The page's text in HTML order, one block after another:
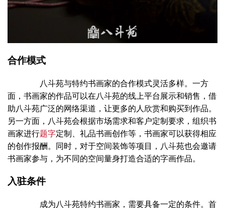
合作模式
八斗苑与特约书画家的合作模式灵活多样。一方
面，书画家的作品可以在八斗苑的线上平台展示和销售，借
助八斗苑广泛的网络渠道，让更多的人欣赏和购买到作品。
另一方面，八斗苑会根据市场需求和客户定制要求，组织书
画家进行题字定制、礼品书画创作等，书画家可以获得相应
的创作报酬。同时，对于空间装饰等项目，八斗苑也会邀请
书画家参与，为不同的空间量身打造合适的字画作品。
入驻条件
成为八斗苑特约书画家，需要具备一定的条件。首